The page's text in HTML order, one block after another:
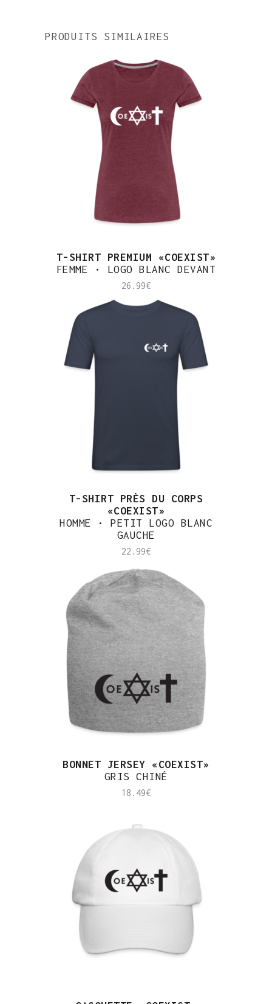
PRODUITS SIMILAIRES
T-SHIRT PREMIUM «COEXIST»
FEMME • LOGO BLANC DEVANT
26.99€
T-SHIRT PRÈS DU CORPS
«COEXIST»
HOMME • PETIT LOGO BLANC
GAUCHE
22.99€
BONNET JERSEY «COEXIST»
GRIS CHINÉ
18.49€